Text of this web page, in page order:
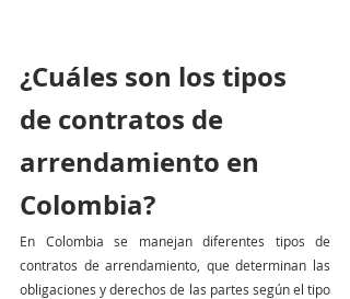
¿Cuáles son los tipos
de contratos de
arrendamiento en
Colombia?
En Colombia se manejan diferentes tipos de
contratos de arrendamiento, que determinan las
obligaciones y derechos de las partes según el tipo